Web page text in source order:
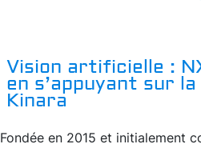
Vision artificielle :
en s’appuyant sur
Kinara
Fondée en 2015 et initialement